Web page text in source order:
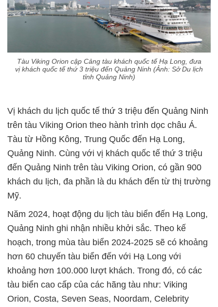
Tàu Viking Orion cập Cảng tàu khách quốc tế Hạ Long, đưa
vị khách quốc tế thứ 3 triệu đến Quảng Ninh (Ảnh: Sở Du lịch
tỉnh Quảng Ninh)
Vị khách du lịch quốc tế thứ 3 triệu đến Quảng Ninh
trên tàu Viking Orion theo hành trình dọc châu Á.
Tàu từ Hồng Kông, Trung Quốc đến Hạ Long,
Quảng Ninh. Cùng với vị khách quốc tế thứ 3 triệu
đến Quảng Ninh trên tàu Viking Orion, có gần 900
khách du lịch, đa phần là du khách đến từ thị trường
Mỹ.
Năm 2024, hoạt động du lịch tàu biển đến Hạ Long,
Quảng Ninh ghi nhận nhiều khởi sắc. Theo kế
hoạch, trong mùa tàu biển 2024-2025 sẽ có khoảng
hơn 60 chuyến tàu biển đến với Hạ Long với
khoảng hơn 100.000 lượt khách. Trong đó, có các
tàu biển cao cấp của các hãng tàu như: Viking
Orion, Costa, Seven Seas, Noordam, Celebrity